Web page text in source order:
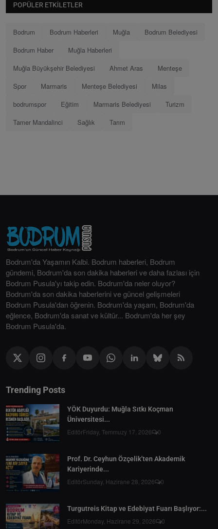
POPÜLER ETKILETLER
Bodrum Bodrum Haberleri Muğla
Bodrum Belediyesi
Bodrum Haber
Muğla Haberleri
Muğla Büyükşehir Belediyesi
Ahmet Aras
Menteşe
Spor
Marmaris Menteşe Belediyesi
Milas
bodrumspor
Eğitim Marmaris Belediyesi
Turizm
Tamer Mandalinci
Sağlık Tarım
Bodrum'da Yaşamın Kalbi. Bodrum haberleri, Bodrum
gündemi, Bodrum'da son dakika haberleri ve daha fazlası için
Bodrum Pusula'yı takip edin. Bodrum'da neler oluyor?
Bodrum'da son dakika haberlerini ve güncel gelişmeleri
Bodrum Pusula'dan öğrenin. Bodrum'da yaşam, Bodrum'da
eğlence, Bodrum'da sanat ve kültür... Bodrum'da her şey
Bodrum Pusula'da.
Trending Posts
YÖK Duyurdu: Muğla Sıtkı Koçman
Üniversitesi...
EditörFriday, Temmuzy 17, 2026 0
Prof. Dr. Ceyhun Özçelik’ten Akademik
Kariyerinde...
EditörSunday, Hazirane 28, 2026 0
Turgutreis Kitap ve Edebiyat Fuarı Başlıyor:...
EditörMonday, Hazirane 29, 2026 0